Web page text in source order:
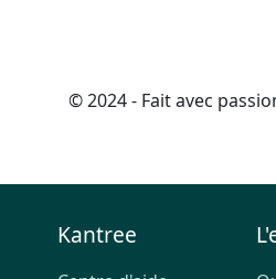
© 2024 - Fait avec
Kantree